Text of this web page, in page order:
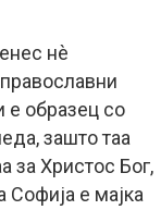
нè
е образец со
зашто таа
за Христос Бог,
Софија е мајка